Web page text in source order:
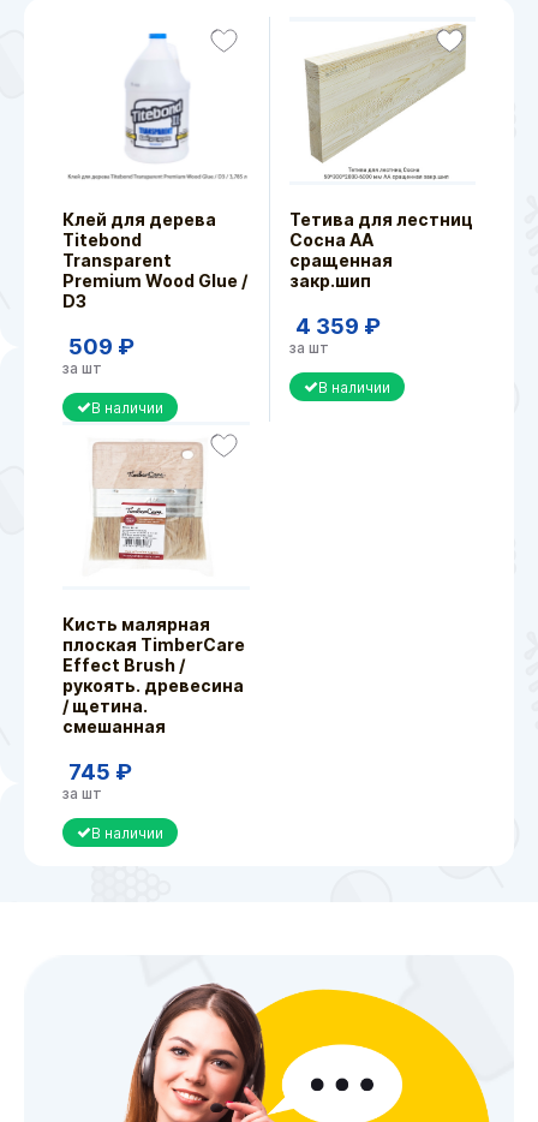
Клей для дерева
Titebond
Transparent
Premium Wood Glue /
D3
509 ₽
за шт
В наличии
Тетива для лестниц
Сосна АА
сращенная
закр.шип
4 359 ₽
за шт
В наличии
Кисть малярная
плоская TimberCare
Effect Brush /
рукоять. древесина
/ щетина.
смешанная
745 ₽
за шт
В наличии